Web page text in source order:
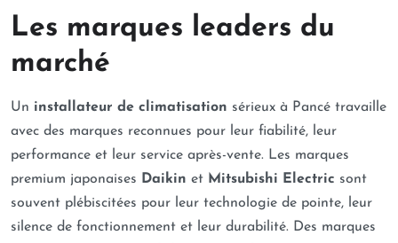
Les marques leaders du
marché
Un installateur de climatisation sérieux à Pancé travaille
avec des marques reconnues pour leur fiabilité, leur
performance et leur service après-vente. Les marques
premium japonaises Daikin et Mitsubishi Electric sont
souvent plébiscitées pour leur technologie de pointe, leur
silence de fonctionnement et leur durabilité. Des marques